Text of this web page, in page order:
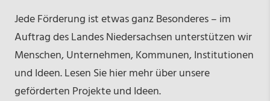
Jede Förderung ist etwas ganz Besonderes – im
Auftrag des Landes Niedersachsen unterstützen wir
Menschen, Unternehmen, Kommunen, Institutionen
und Ideen. Lesen Sie hier mehr über unsere
geförderten Projekte und Ideen.